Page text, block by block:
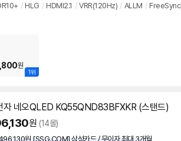
뷰
/ HLG / HDMI2.1 / VRR(120Hz) / ALLM / FreeSync
1위
원
자 네오QLED KQ55QND83BFXKR (스탠드)
원 (14몰)
원 [SSG.COM] 삼성카드 / 무이자 최대 3개월